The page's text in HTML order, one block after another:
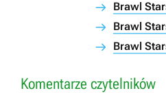
Brawl
Brawl
Brawl
Komentarze czytelników